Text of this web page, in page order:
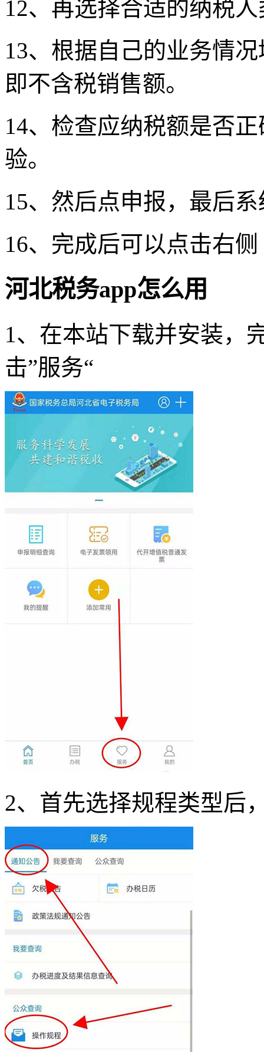
12、再选择合适的纳税
13、根据自己的业务情
即不含税销售额。
14、检查应纳税额是否
验。
15、然后点申报，最后
16、完成后可以点击右
河北税务app怎么用
1、在本站下载并安装，
击”服务“
2、首先选择规程类型后